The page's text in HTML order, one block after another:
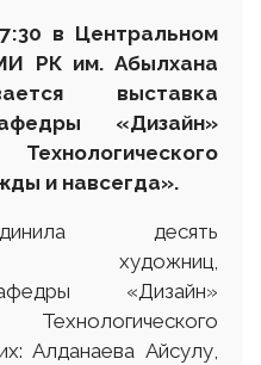
в Центральном
РК им. Абылхана
выставка
«Дизайн»
и навсегда».
десять
художниц,
«Дизайн»
Алданаева Айсулу,